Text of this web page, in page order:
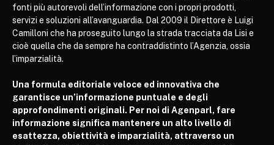
fonti più autorevoli dell’informazione con i propri prodotti,
servizi e soluzioni all’avanguardia. Dal 2009 il Direttore è Luigi
Camilloni che ha proseguito lungo la strada tracciata da Lisi e
cioè quella che da sempre ha contraddistinto l’Agenzia, ossia
l’imparzialità.
Una formula editoriale veloce ed innovativa che
garantisce un’informazione puntuale e degli
approfondimenti originali. Per noi di Agenparl, fare
informazione significa mantenere un alto livello di
esattezza, obiettività e imparzialità, attraverso un